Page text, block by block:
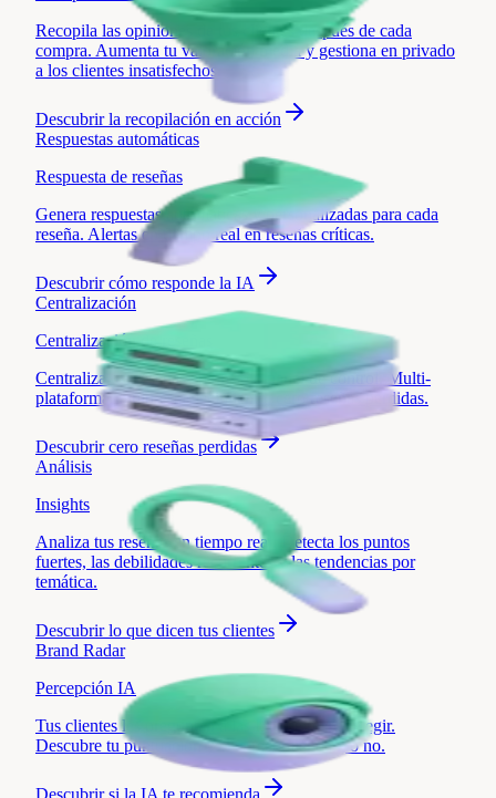
Recopila las opiniones de tus clientes después de cada
compra. Aumenta tu valoración media y gestiona en privado
a los clientes insatisfechos.
Descubrir la recopilación en acción
Respuestas automáticas
Respuesta de reseñas
Genera respuestas automáticas y personalizadas para cada
reseña. Alertas en tiempo real en reseñas críticas.
Descubrir cómo responde la IA
Centralización
Centralización de reseñas
Centraliza tus reseñas en un solo panel de control. Multi-
plataforma, multi-establecimiento, cero reseñas perdidas.
Descubrir cero reseñas perdidas
Análisis
Insights
Analiza tus reseñas en tiempo real. Detecta los puntos
fuertes, las debilidades recurrentes y las tendencias por
temática.
Descubrir lo que dicen tus clientes
Brand Radar
Percepción IA
Tus clientes les preguntan a las IA qué marca elegir.
Descubre tu puntuación y si te recomiendan, o no.
Descubrir si la IA te recomienda